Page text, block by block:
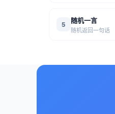
5
随机一言
随机返回一句话